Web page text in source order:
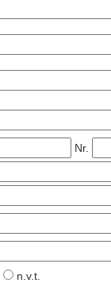
Nr.
n.v.t.